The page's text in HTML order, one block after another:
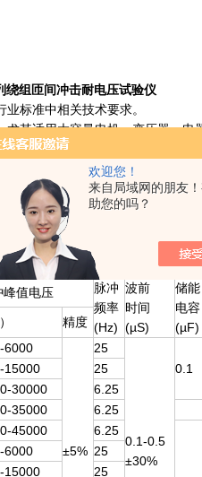
欢迎您！
来自局域网的朋友
助您的吗？
绕组匝间冲击耐电压试验仪
业标准中相关技术要求。
尤其适用大容量电机、变压器、电
验功能，解决冲击电压在绕组中不
管切换输出，使仪器本身的不对称
切换回路和电动调压技术，一次接
交直流电机、变压器、电器线圈的
器，提高了整机的可靠性和稳定性。
储存示波器，储存参照物的标准波
编程控制器（PLC）达到自动测试
峰值电压
脉冲
频率
(Hz)
波前
时间
(µS)
储能
电容
(µF)
精度
6000
±5%
25
0.1-0.5
±30%
0.1
15000 25
30000 6.25
35000 6.25
45000 6.25
6000 25
15000 25